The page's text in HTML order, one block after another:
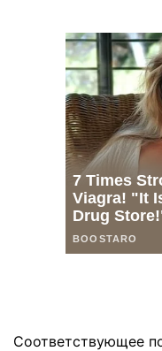
Соответствующее